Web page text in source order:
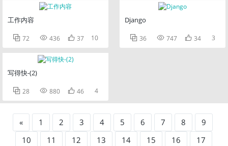
工作内容
 72  436  37 10
写得快-(2)
 28  880  46 4
Django
 36  747  34 3
« 1 2 3 4 5 6 7 8
9
10
11 12 13 14 15 16
17